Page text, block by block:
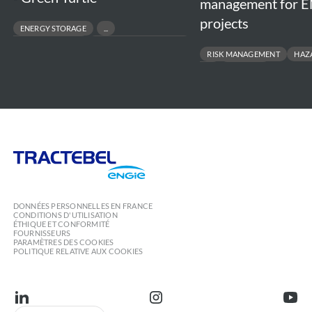
ENERGY STORAGE
projects
RISK MANAGEMENT
Engie
DONNÉES PERSONNELLES EN FRANCE
CONDITIONS D'UTILISATION
ÉTHIQUE ET CONFORMITÉ
FOURNISSEURS
PARAMÈTRES DES COOKIES
POLITIQUE RELATIVE AUX COOKIES